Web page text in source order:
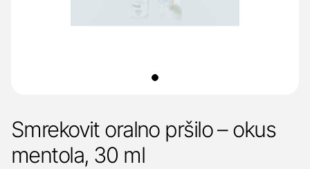
Smrekovit oralno pršilo – okus
mentola, 30 ml